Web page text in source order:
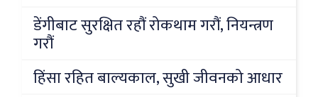
डेंगीबाट सुरक्षित रहौं रोकथाम गरौं, नियन्त्रण
गरौं
हिंसा रहित बाल्यकाल, सुखी जीवनको आधार